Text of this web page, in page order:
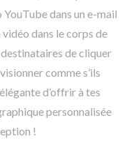
dans un e-mail
dans le corps de
de cliquer
comme s’ils
d’offrir à tes
personnalisée
!